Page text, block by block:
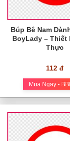
Búp Bê Nam
BoyLady – Thiết
Thực
112 đ
Mua Ngay -